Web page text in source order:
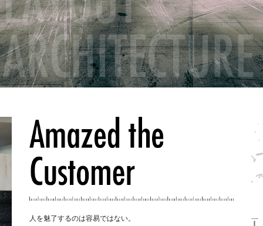
人を魅了するのは容易ではない。